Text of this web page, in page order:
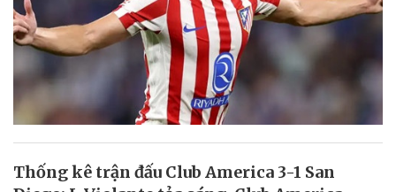
Thống kê trận đấu Club America 3-1 San